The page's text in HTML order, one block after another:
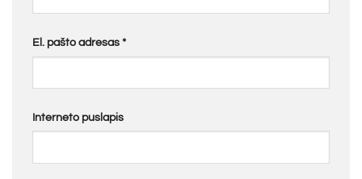
El. pašto adresas *
Interneto puslapis